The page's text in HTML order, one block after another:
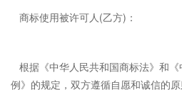
商标使用被许可人(乙方)：
根据《中华人民共和国商标法》和
例》的规定，双方遵循自愿和诚信的